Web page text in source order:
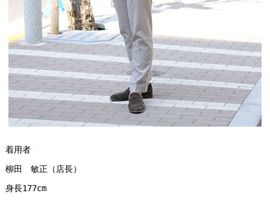
着用者
柳田　敏正（店長）
身長177cm